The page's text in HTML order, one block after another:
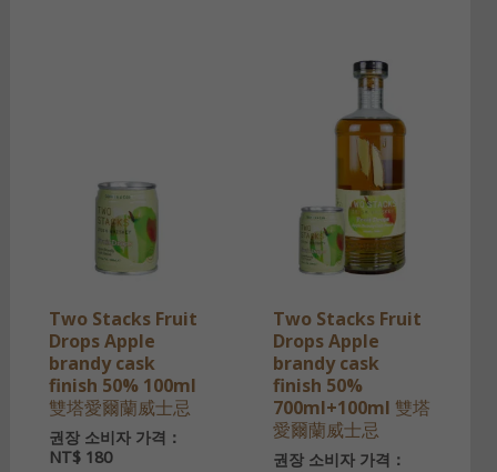
Two Stacks Fruit
Drops Apple
brandy cask
finish 50% 100ml
雙塔愛爾蘭威士忌
권장 소비자 가격：
NT$180
Two Stacks Fruit
Drops Apple
brandy cask
finish 50%
700ml+100ml 雙塔
愛爾蘭威士忌
권장 소비자 가격：